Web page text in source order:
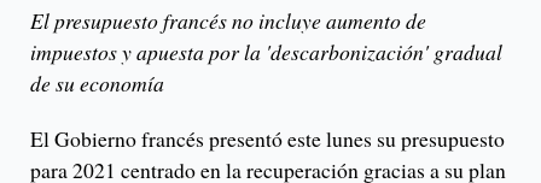
El presupuesto francés no incluye aumento de
impuestos y apuesta por la 'descarbonización' gradual
de su economía
El Gobierno francés presentó este lunes su presupuesto
para 2021 centrado en la recuperación gracias a su plan